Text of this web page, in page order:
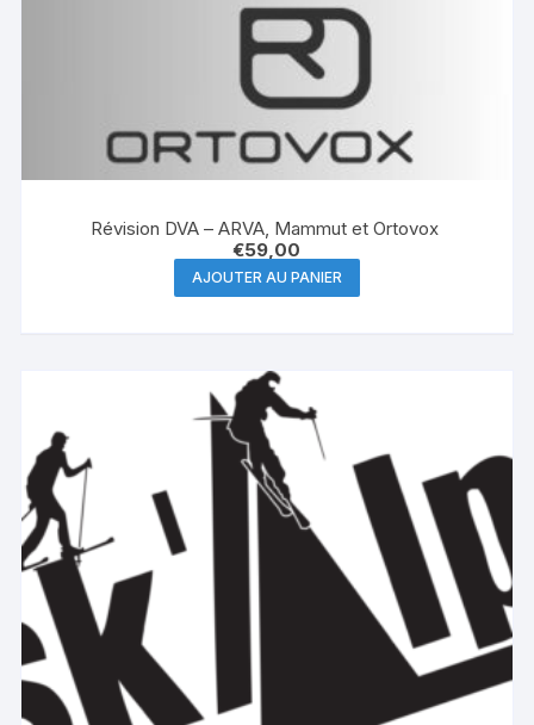
Révision DVA – ARVA, Mammut et Ortovox
€59,00
AJOUTER AU PANIER